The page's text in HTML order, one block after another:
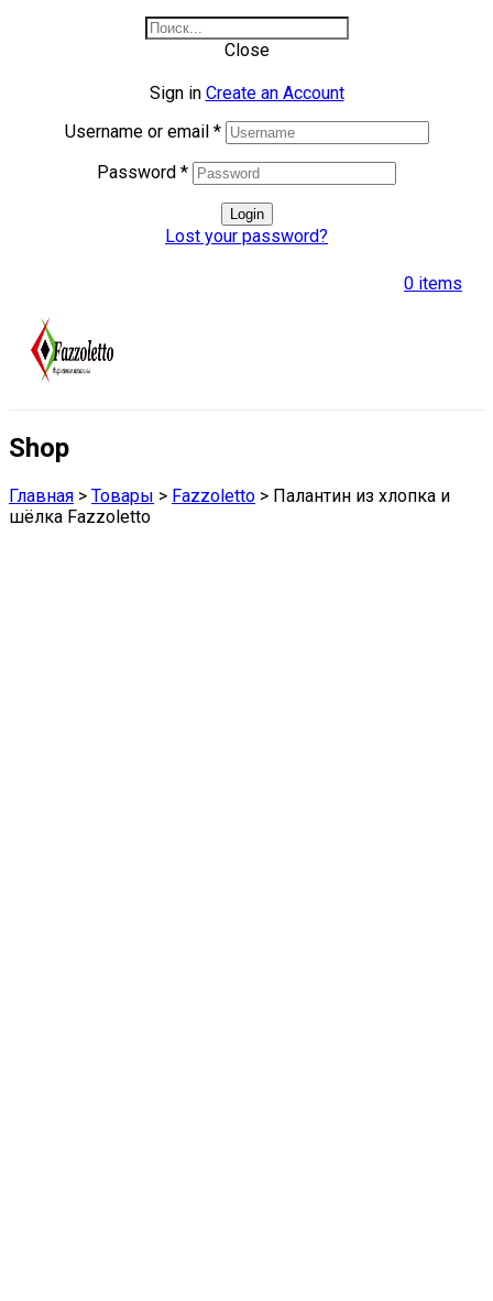
Close
Sign in Create an Account
Username or email *
Password *
Login
Lost your password?
0 items
Shop
Главная > Товары > Fazzoletto > Палантин из хлопка и
шёлка Fazzoletto